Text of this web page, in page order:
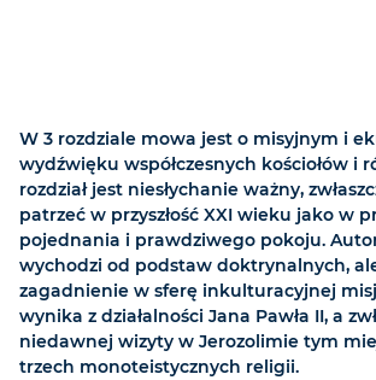
W 3 rozdziale mowa jest o misyjnym i
wydźwięku współczesnych kościołów i
rozdział jest niesłychanie ważny,
patrzeć w przyszłość XXI wieku jako w
pojednania i prawdziwego pokoju.
wychodzi od podstaw doktrynalnych,
zagadnienie w sferę inkulturacyjnej misji
wynika z działalności Jana Pawła II, a
niedawnej wizyty w Jerozolimie tym
trzech monoteistycznych religii.